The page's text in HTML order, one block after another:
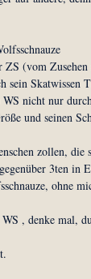
ZS (vom
sein Skatwissen
nicht nur
und seinen
zollen, die
3ten in
ohne
, denke mal,